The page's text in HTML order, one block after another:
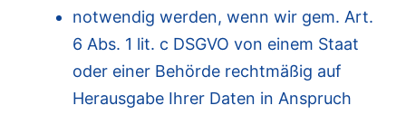
notwendig werden, wenn wir gem. Art.
6 Abs. 1 lit. c DSGVO von einem Staat
oder einer Behörde rechtmäßig auf
Herausgabe Ihrer Daten in Anspruch